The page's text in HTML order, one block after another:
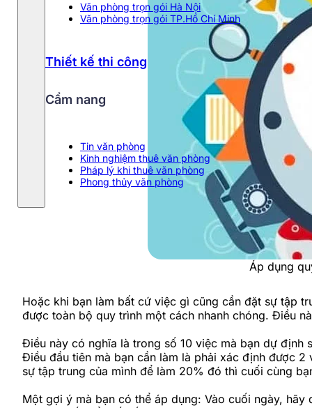
Văn phòng trọn gói Hà Nội
Văn phòng trọn gói TP.Hồ Chí Minh
Thiết kế thi công
Cẩm nang
Tin văn phòng
Kinh nghiệm thuê văn phòng
Pháp lý khi thuê văn phòng
Phong thủy văn phòng
Áp dụng
Hoặc khi bạn làm bất cứ việc gì cũng cần đặt sự tập
được toàn bộ quy trình một cách nhanh chóng. Điều
Điều này có nghĩa là trong số 10 việc mà bạn dự
Điều đầu tiên mà bạn cần làm là phải xác định được
sự tập trung của mình để làm 20% đó thì cuối cùng
Một gợi ý mà bạn có thể áp dụng: Vào cuối ngày,